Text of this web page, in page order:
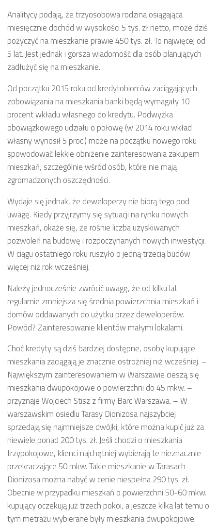
Analitycy podają, że trzyosobowa rodzina osiągająca
miesięcznie dochód w wysokości 5 tys. zł netto, może dziś
pożyczyć na mieszkanie prawie 450 tys. zł. To najwięcej od
5 lat. Jest jednak i gorsza wiadomość dla osób planujących
zadłużyć się na mieszkanie.
Od początku 2015 roku od kredytobiorców zaciągających
zobowiązania na mieszkania banki będą wymagały 10
procent wkładu własnego do kredytu. Podwyżka
obowiązkowego udziału o połowę (w 2014 roku wkład
własny wynosił 5 proc.) może na początku nowego roku
spowodować lekkie obniżenie zainteresowania zakupem
mieszkań, szczególnie wśród osób, które nie mają
zgromadzonych oszczędności.
Wydaje się jednak, że deweloperzy nie biorą tego pod
uwagę. Kiedy przyjrzymy się sytuacji na rynku nowych
mieszkań, okaże się, że rośnie liczba uzyskiwanych
pozwoleń na budowę i rozpoczynanych nowych inwestycji.
W ciągu ostatniego roku ruszyło o jedną trzecią budów
więcej niż rok wcześniej.
Należy jednocześnie zwrócić uwagę, że od kilku lat
regularnie zmniejsza się średnia powierzchnia mieszkań i
domów oddawanych do użytku przez deweloperów.
Powód? Zainteresowanie klientów małymi lokalami.
Choć kredyty są dziś bardziej dostępne, osoby kupujące
mieszkania zaciągają je znacznie ostrożniej niż wcześniej. –
Największym zainteresowaniem w Warszawie cieszą się
mieszkania dwupokojowe o powierzchni do 45 mkw. –
przyznaje Wojciech Stisz z firmy Barc Warszawa. – W
warszawskim osiedlu Tarasy Dionizosa najszybciej
sprzedają się najmniejsze dwójki, które można kupić już za
niewiele ponad 200 tys. zł. Jeśli chodzi o mieszkania
trzypokojowe, klienci najchętniej wybierają te nieznacznie
przekraczające 50 mkw. Takie mieszkanie w Tarasach
Dionizosa można nabyć w cenie niespełna 290 tys. zł.
Obecnie w przypadku mieszkań o powierzchni 50-60 mkw.
kupujący oczekują już trzech pokoi, a jeszcze kilka lat temu o
tym metrażu wybierane były mieszkania dwupokojowe.